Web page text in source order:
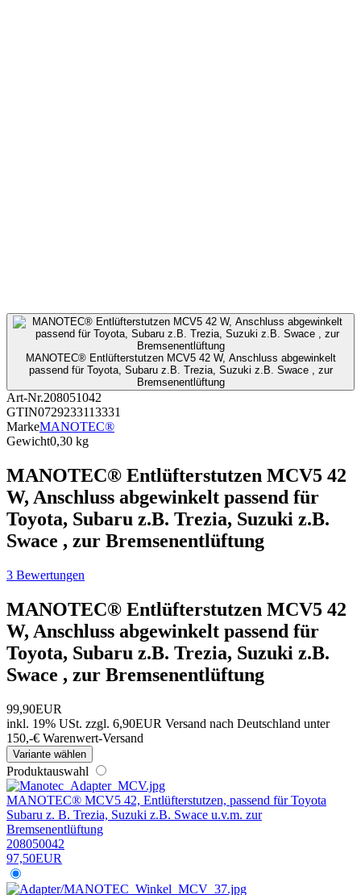
MANOTEC® Entlüfterstutzen MCV5 42 W, Anschluss abgewinkelt
passend für Toyota, Subaru z.B. Trezia, Suzuki z.B. Swace , zur
Bremsenentlüftung
Art-Nr.208051042
GTIN0729233113331
MarkeMANOTEC®
Gewicht0,30 kg
MANOTEC® Entlüfterstutzen MCV5 42
W, Anschluss abgewinkelt passend für
Toyota, Subaru z.B. Trezia, Suzuki z.B.
Swace , zur Bremsenentlüftung
3 Bewertungen
MANOTEC® Entlüfterstutzen MCV5 42
W, Anschluss abgewinkelt passend für
Toyota, Subaru z.B. Trezia, Suzuki z.B.
Swace , zur Bremsenentlüftung
99,90EUR
inkl. 19% USt. zzgl. 6,90EUR Versand nach Deutschland unter
150,-€ Warenwert-Versand
Variante wählen
Produktauswahl
MANOTEC® MCV5 42, Entlüfterstutzen, passend für Toyota
Subaru z. B. Trezia, Suzuki z.B. Swace u.v.m. zur
Bremsenentlüftung
208050042
97,50EUR